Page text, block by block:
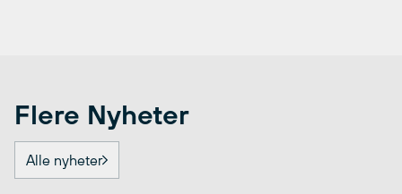
Flere Nyheter
Alle nyheter